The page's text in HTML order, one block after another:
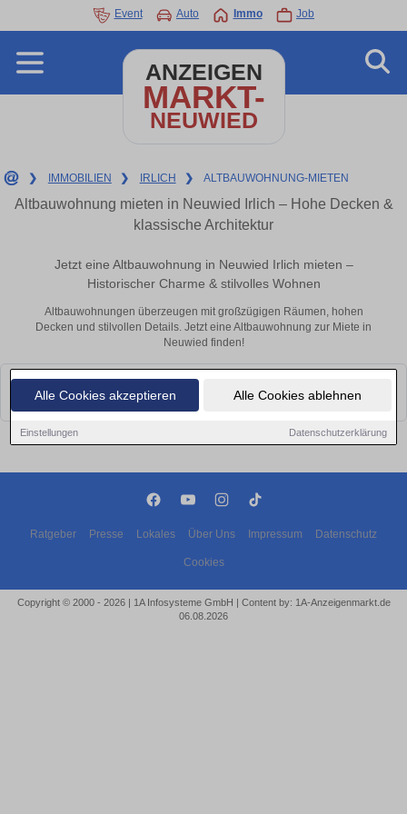
Alle Cookies akzeptieren Alle Cookies ablehnen
Einstellungen Datenschutzerklärung
Event Auto Immo Job
ANZEIGEN
MARKT-
NEUWIED
❯ IMMOBILIEN ❯ IRLICH ❯ ALTBAUWOHNUNG-MIETEN
Altbauwohnung mieten in Neuwied Irlich – Hohe Decken &
klassische Architektur
Jetzt eine Altbauwohnung in Neuwied Irlich mieten –
Historischer Charme & stilvolles Wohnen
Altbauwohnungen überzeugen mit großzügigen Räumen, hohen
Decken und stilvollen Details. Jetzt eine Altbauwohnung zur Miete in
Neuwied finden!
Leider konnten wir derzeit keine passenden Objekte finden. Schauen Sie
bald wieder vorbei!
Ratgeber Presse Lokales Über Uns Impressum Datenschutz
Cookies
Copyright © 2000 - 2026 | 1A Infosysteme GmbH | Content by: 1A-Anzeigenmarkt.de
06.08.2026